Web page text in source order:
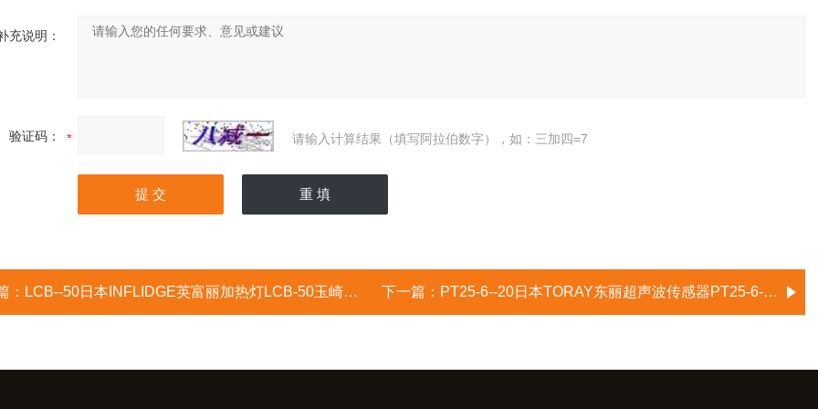
充说明：
验证码： 请输入计算结果（填写阿拉伯数字），如：三加四=7
： LCB--50日本INFLIDGE英富丽加热灯LCB-50玉崎供应 下一篇： PT25-6--20日本TORAY东丽超声波传感器PT25-6-20